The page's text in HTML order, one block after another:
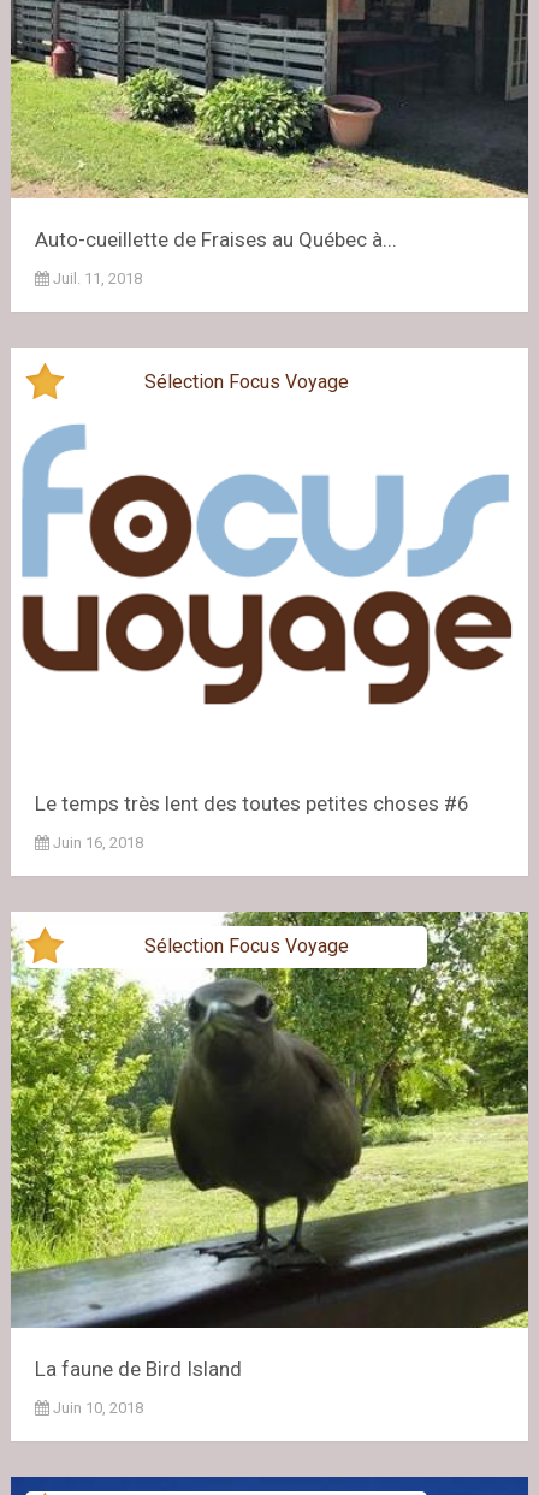
Auto-cueillette de Fraises au Québec à...
Juil. 11, 2018
Sélection Focus Voyage
Le temps très lent des toutes petites choses #6
Juin 16, 2018
Sélection Focus Voyage
La faune de Bird Island
Juin 10, 2018